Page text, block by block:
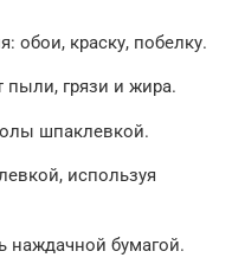
обои, краску, побелку.
пыли, грязи и жира.
шпаклевкой.
используя
наждачной бумагой.